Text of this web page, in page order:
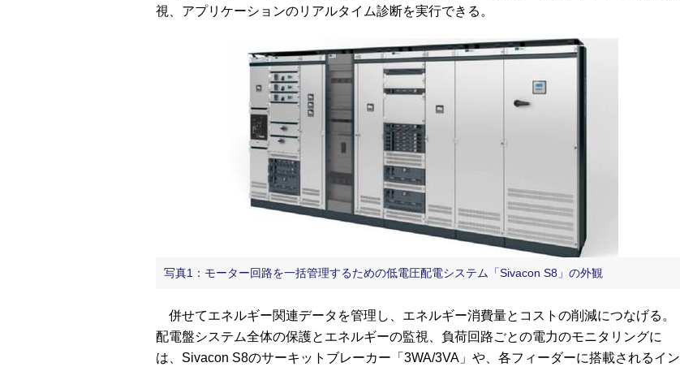
視、アプリケーションのリアルタイム診断を実行できる。
写真1：モーター回路を一括管理するための低電圧配電システム「Sivacon S8」の外観
併せてエネルギー関連データを管理し、エネルギー消費量とコストの削減につなげる。
配電盤システム全体の保護とエネルギーの監視、負荷回路ごとの電力のモニタリングに
は、Sivacon S8のサーキットブレーカー「3WA/3VA」や、各フィーダーに搭載されるイン